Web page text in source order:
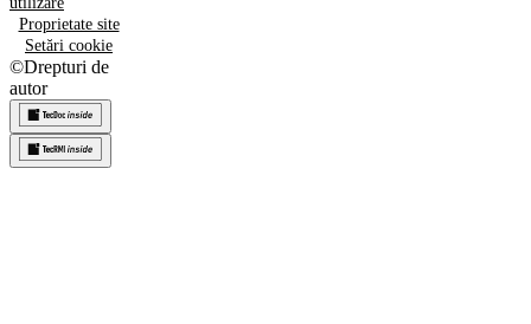
Proprietate site
Setări cookie
©Drepturi de
autor